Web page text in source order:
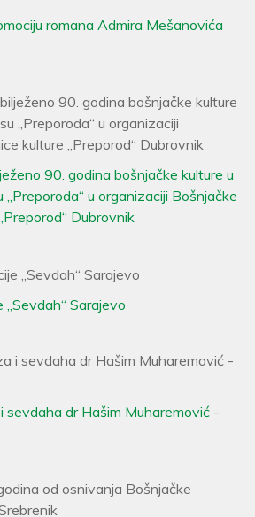
romana Admira Mešanovića
90. godina bošnjačke kulture u
u organizaciji Bošnjačke
Dubrovnik
Sarajevo
sevdaha dr Hašim Muharemović -